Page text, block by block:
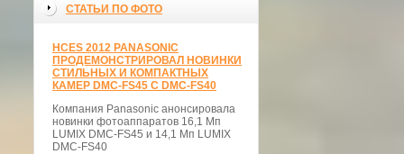
СТАТЬИ ПО ФОТО
НCES 2012 PANASONIC
ПРОДЕМОНСТРИРОВАЛ НОВИНКИ
СТИЛЬНЫХ И КОМПАКТНЫХ
КАМЕР DMC-FS45 С DMC-FS40
Компания Panasonic анонсировала
новинки фотоаппаратов 16,1 Мп
LUMIX DMC-FS45 и 14,1 Мп LUMIX
DMC-FS40